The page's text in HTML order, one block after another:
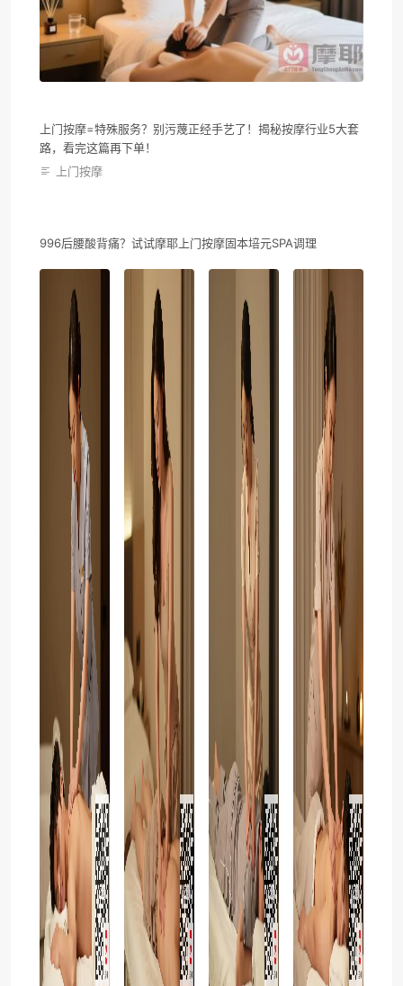
上门按摩=特殊服务？别污蔑正经手艺了！揭秘按摩行业5大套
路，看完这篇再下单！
上门按摩
996后腰酸背痛？试试摩耶上门按摩固本培元SPA调理